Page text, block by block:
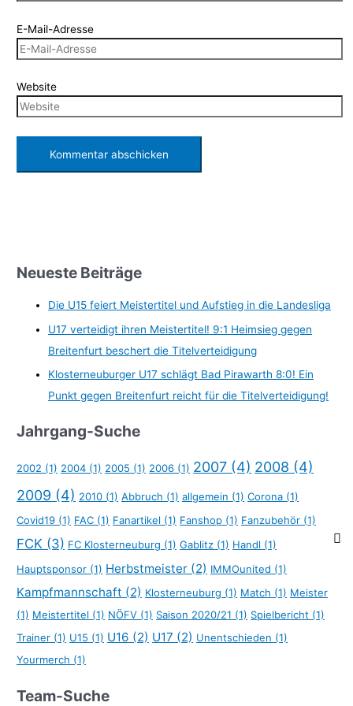
E-Mail-Adresse
Website
Neueste Beiträge
Die U15 feiert Meistertitel und Aufstieg in die Landesliga
U17 verteidigt ihren Meistertitel! 9:1 Heimsieg gegen
Breitenfurt beschert die Titelverteidigung
Klosterneuburger U17 schlägt Bad Pirawarth 8:0! Ein
Punkt gegen Breitenfurt reicht für die Titelverteidigung!
Jahrgang-Suche
2002 (1) 2004 (1) 2005 (1) 2006 (1) 2007 (4) 2008 (4)
2009 (4) 2010 (1) Abbruch (1) allgemein (1) Corona (1)
Covid19 (1) FAC (1) Fanartikel (1) Fanshop (1) Fanzubehör (1)
FCK (3) FC Klosterneuburg (1) Gablitz (1) Handl (1)
Hauptsponsor (1) Herbstmeister (2) IMMOunited (1)
Kampfmannschaft (2) Klosterneuburg (1) Match (1) Meister
(1) Meistertitel (1) NÖFV (1) Saison 2020/21 (1) Spielbericht (1)
Trainer (1) U15 (1) U16 (2) U17 (2) Unentschieden (1)
Yourmerch (1)
Team-Suche